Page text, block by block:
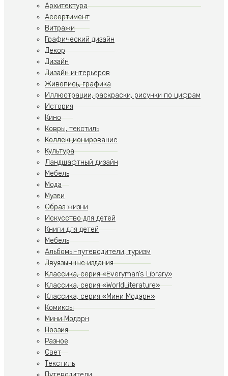
Архитектура
Ассортимент
Витражи
Графический дизайн
Декор
Дизайн
Дизайн интерьеров
Живопись, графика
Иллюстрации, раскраски, рисунки по цифрам
История
Кино
Ковры, текстиль
Коллекционирование
Культура
Ландшафтный дизайн
Мебель
Мода
Музеи
Образ жизни
Искусство для детей
Книги для детей
Мебель
Альбомы-путеводители, туризм
Двуязычные издания
Классика, серия «Everyman’s Library»
Классика, серия «WorldLiterature»
Классика, серия «Мини Модэрн»
Комиксы
Мини Модэрн
Поэзия
Разное
Свет
Текстиль